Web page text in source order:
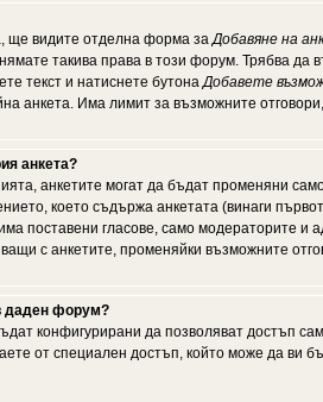
ще видите отделна форма заДобавяне на
такива права в този форум. Трябва да
текст и натиснете бутонаДобавете
анкета. Има лимит за възможните
анкета?
анкетите могат да бъдат променяни
което съдържа анкетата (винаги
поставени гласове, само модераторите и
с анкетите, променяйки възможните
даден форум?
конфигурирани да позволяват достъп
от специален достъп, който може да ви